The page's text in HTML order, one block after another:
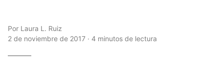
Por Laura L. Ruiz
2 de noviembre de 2017 · 4 minutos de lectura